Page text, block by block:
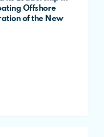
Offshore
of the New